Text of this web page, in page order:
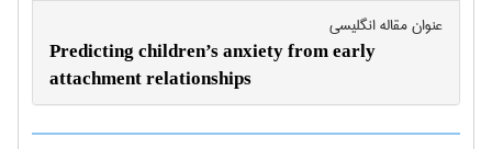
عنوان مقاله انگليسی
Predicting children’s anxiety from early
attachment relationships